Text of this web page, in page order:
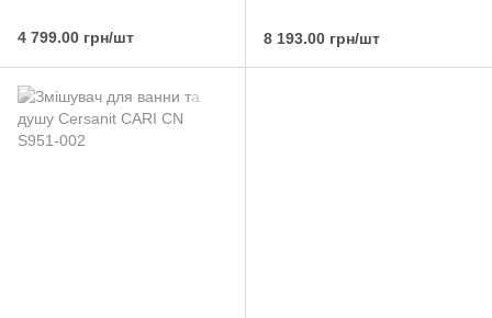
4 799.00 грн/шт 8 193.00 грн/шт